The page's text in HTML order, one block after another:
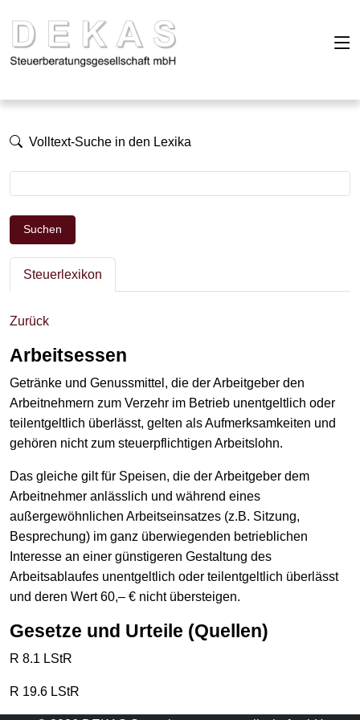
Volltext-Suche in den Lexika
Suchen
Steuerlexikon
Zurück
Arbeitsessen
Getränke und Genussmittel, die der Arbeitgeber den
Arbeitnehmern zum Verzehr im Betrieb unentgeltlich oder
teilentgeltlich überlässt, gelten als Aufmerksamkeiten und
gehören nicht zum steuerpflichtigen Arbeitslohn.
Das gleiche gilt für Speisen, die der Arbeitgeber dem
Arbeitnehmer anlässlich und während eines
außergewöhnlichen Arbeitseinsatzes (z.B. Sitzung,
Besprechung) im ganz überwiegenden betrieblichen
Interesse an einer günstigeren Gestaltung des
Arbeitsablaufes unentgeltlich oder teilentgeltlich überlässt
und deren Wert 60,– € nicht übersteigen.
Gesetze und Urteile (Quellen)
R 8.1 LStR
R 19.6 LStR